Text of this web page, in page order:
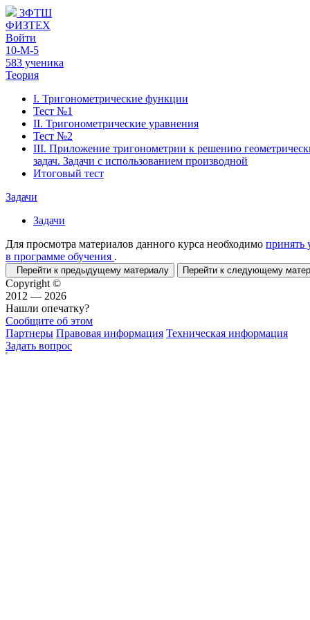
ЗФТШ
ФИЗТЕХ
Войти
10-М-5
583 ученика
Теория
I. Тригонометрические функции
Тест №1
II. Тригонометрические уравнения
Тест №2
III. Приложение тригонометрии к решению
задач. Задачи с использованием производной
Итоговый тест
Задачи
Задачи
Для просмотра материалов данного курса необходимо принять
в программе обучения .
Перейти к предыдущему материалу Перейти к следующему
Copyright ©
2012 — 2026
Нашли опечатку?
Сообщите об этом
Партнеры Правовая информация Техническая информация
Задать вопрос